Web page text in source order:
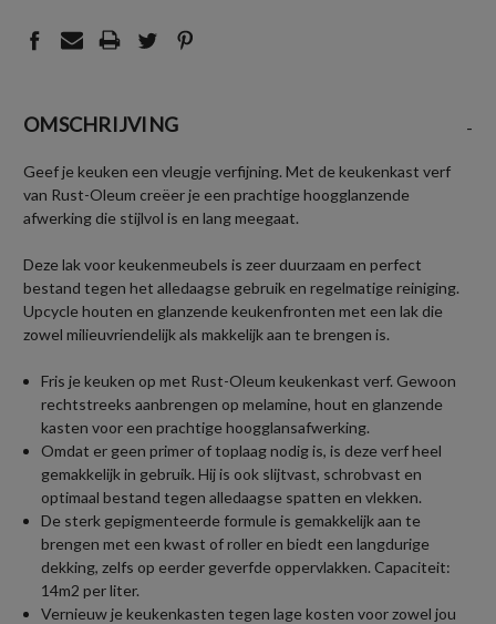
OMSCHRIJVING -
Geef je keuken een vleugje verfijning. Met de keukenkast verf
van Rust-Oleum creëer je een prachtige hoogglanzende
afwerking die stijlvol is en lang meegaat.
Deze lak voor keukenmeubels is zeer duurzaam en perfect
bestand tegen het alledaagse gebruik en regelmatige reiniging.
Upcycle houten en glanzende keukenfronten met een lak die
zowel milieuvriendelijk als makkelijk aan te brengen is.
Fris je keuken op met Rust-Oleum keukenkast verf. Gewoon
rechtstreeks aanbrengen op melamine, hout en glanzende
kasten voor een prachtige hoogglansafwerking.
Omdat er geen primer of toplaag nodig is, is deze verf heel
gemakkelijk in gebruik. Hij is ook slijtvast, schrobvast en
optimaal bestand tegen alledaagse spatten en vlekken.
De sterk gepigmenteerde formule is gemakkelijk aan te
brengen met een kwast of roller en biedt een langdurige
dekking, zelfs op eerder geverfde oppervlakken. Capaciteit:
14m2 per liter.
Vernieuw je keukenkasten tegen lage kosten voor zowel jou